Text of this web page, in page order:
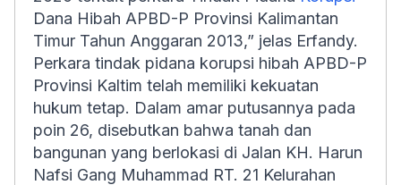
Dana Hibah APBD-P Provinsi Kalimantan
Timur Tahun Anggaran 2013,” jelas Erfandy.
Perkara tindak pidana korupsi hibah APBD-P
Provinsi Kaltim telah memiliki kekuatan
hukum tetap. Dalam amar putusannya pada
poin 26, disebutkan bahwa tanah dan
bangunan yang berlokasi di Jalan KH. Harun
Nafsi Gang Muhammad RT. 21 Kelurahan